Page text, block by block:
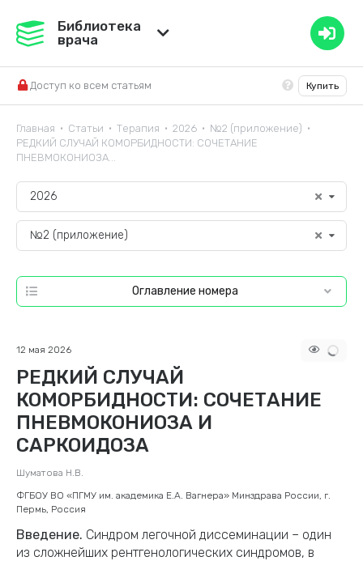
Медвестник
Справочник ЛС
Библиотека
врача
Доступ ко всем статьям Купить
Главная • Статьи • Терапия • 2026 • №2 (приложение) •
РЕДКИЙ СЛУЧАЙ КОМОРБИДНОСТИ: СОЧЕТАНИЕ
ПНЕВМОКОНИОЗА...
2026
№2 (приложение)
Оглавление номера
РЕДКИЙ СЛУЧАЙ
КОМОРБИДНОСТИ: СОЧЕТАНИЕ
ПНЕВМОКОНИОЗА И
САРКОИДОЗА
12 мая 2026
ФГБОУ ВО «ПГМУ им. академика Е.А. Вагнера» Минздрава России, г.
Пермь, Россия
Введение. Синдром легочной диссеминации – один
из сложнейших рентгенологических синдромов, в
Шуматова Н.В.